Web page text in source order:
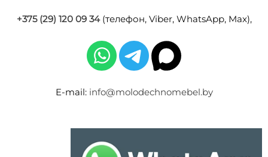
+375 (29) 120 09 34(телефон, Viber, WhatsApp, Max),
E-mail: info@molodechnomebel.by